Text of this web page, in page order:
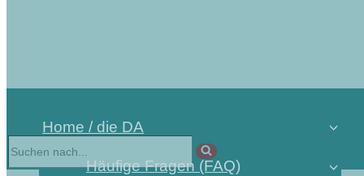
Home / die DA
Häufige Fragen (FAQ)